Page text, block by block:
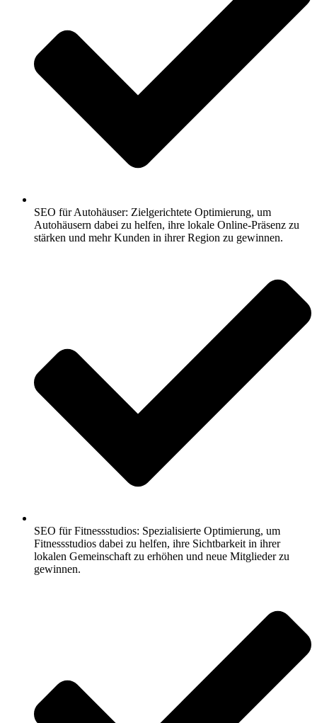
SEO für Autohäuser: Zielgerichtete Optimierung, um
Autohäusern dabei zu helfen, ihre lokale Online-Präsenz zu
stärken und mehr Kunden in ihrer Region zu gewinnen.
SEO für Fitnessstudios: Spezialisierte Optimierung, um
Fitnessstudios dabei zu helfen, ihre Sichtbarkeit in ihrer
lokalen Gemeinschaft zu erhöhen und neue Mitglieder zu
gewinnen.